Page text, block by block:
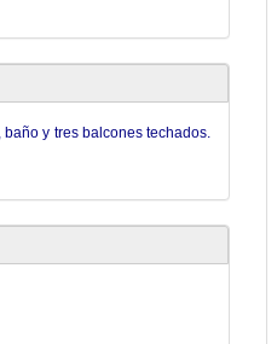
y tres balcones techados.